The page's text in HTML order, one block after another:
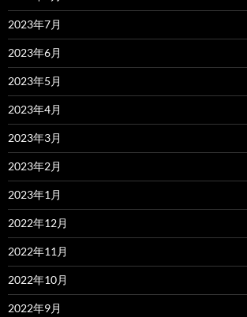
2023年7月
2023年6月
2023年5月
2023年4月
2023年3月
2023年2月
2023年1月
2022年12月
2022年11月
2022年10月
2022年9月